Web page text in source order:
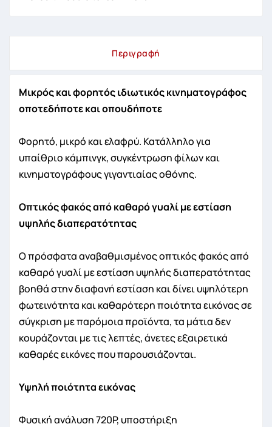
Περιγραφή
Μικρός και φορητός ιδιωτικός κινηματογράφος
οποτεδήποτε και οπουδήποτε
Φορητό, μικρό και ελαφρύ. Κατάλληλο για
υπαίθριο κάμπινγκ, συγκέντρωση φίλων και
κινηματογράφους γιγαντιαίας οθόνης.
Οπτικός φακός από καθαρό γυαλί με εστίαση
υψηλής διαπερατότητας
Ο πρόσφατα αναβαθμισμένος οπτικός φακός από
καθαρό γυαλί με εστίαση υψηλής διαπερατότητας
βοηθά στην διαφανή εστίαση και δίνει υψηλότερη
φωτεινότητα και καθαρότερη ποιότητα εικόνας σε
σύγκριση με παρόμοια προϊόντα, τα μάτια δεν
κουράζονται με τις λεπτές, άνετες εξαιρετικά
καθαρές εικόνες που παρουσιάζονται.
Υψηλή ποιότητα εικόνας
Φυσική ανάλυση 720P, υποστήριξη